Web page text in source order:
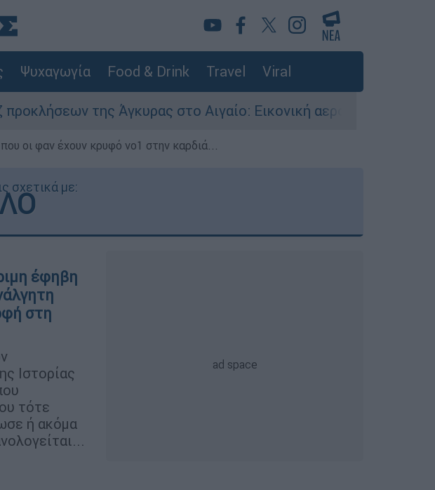
Ψυχαγωγία Food & Drink Travel Viral
στο Αιγαίο: Εικονική αερομαχία ανάμεσα σε ελληνικά
οι φαν έχουν κρυφό νο1 στην καρδιά...
σχετικά με:
έφηβη
στη
Ιστορίας
τότε
ή ακόμα